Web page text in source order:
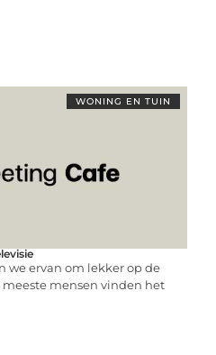
WONING EN TUIN
we ervan om lekker op de
mensen vinden het